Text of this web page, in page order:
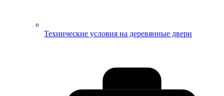
Технические условия на деревянные двери